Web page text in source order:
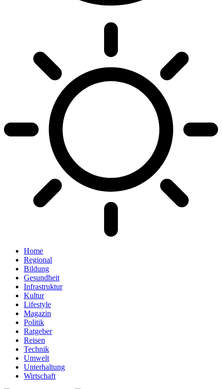
Home
Regional
Bildung
Gesundheit
Infrastruktur
Kultur
Lifestyle
Magazin
Politik
Ratgeber
Reisen
Technik
Umwelt
Unterhaltung
Wirtschaft